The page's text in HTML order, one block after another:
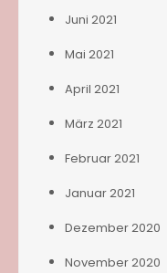
Juni 2021
Mai 2021
April 2021
März 2021
Februar 2021
Januar 2021
Dezember 2020
November 2020